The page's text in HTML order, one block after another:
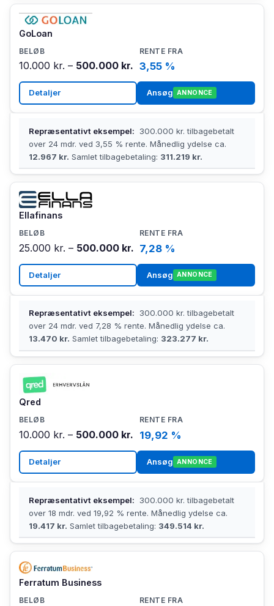
GoLoan
10.000 kr. – 500.000 kr. 3,55 %
Detaljer Ansøg ANNONCE
Repræsentativt eksempel: 300.000 kr. tilbagebetalt
over 24 mdr. ved 3,55 % rente. Månedlig ydelse ca.
12.967 kr. Samlet tilbagebetaling: 311.219 kr.
Ellafinans
25.000 kr. – 500.000 kr. 7,28 %
Detaljer Ansøg ANNONCE
Repræsentativt eksempel: 300.000 kr. tilbagebetalt
over 24 mdr. ved 7,28 % rente. Månedlig ydelse ca.
13.470 kr. Samlet tilbagebetaling: 323.277 kr.
Qred
10.000 kr. – 500.000 kr. 19,92 %
Detaljer Ansøg ANNONCE
Repræsentativt eksempel: 300.000 kr. tilbagebetalt
over 18 mdr. ved 19,92 % rente. Månedlig ydelse ca.
19.417 kr. Samlet tilbagebetaling: 349.514 kr.
Ferratum Business